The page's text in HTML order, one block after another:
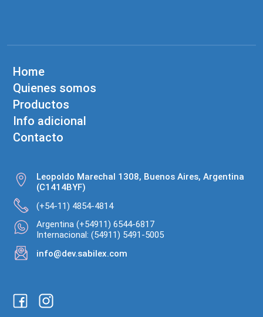
Home
Quienes somos
Productos
Info adicional
Contacto
Leopoldo Marechal 1308, Buenos Aires, Argentina
(C1414BYF)
(+54-11) 4854-4814
Argentina (+54911) 6544-6817
Internacional: (54911) 5491-5005
info@dev.sabilex.com